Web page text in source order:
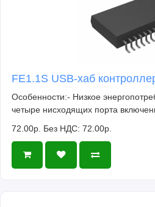
FE1.1S USB-хаб
Особенности:- Низкое
четыре нисходящих порта
72.00р. Без НДС: 72.00р.